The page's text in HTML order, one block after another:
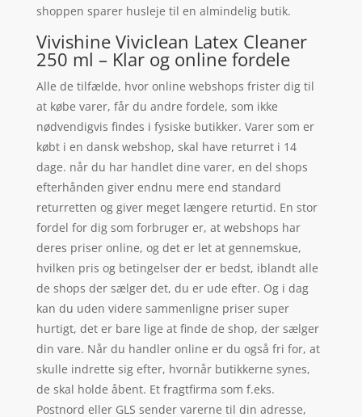
shoppen sparer husleje til en almindelig butik.
Vivishine Viviclean Latex Cleaner
250 ml – Klar og online fordele
Alle de tilfælde, hvor online webshops frister dig til
at købe varer, får du andre fordele, som ikke
nødvendigvis findes i fysiske butikker. Varer som er
købt i en dansk webshop, skal have returret i 14
dage. når du har handlet dine varer, en del shops
efterhånden giver endnu mere end standard
returretten og giver meget længere returtid. En stor
fordel for dig som forbruger er, at webshops har
deres priser online, og det er let at gennemskue,
hvilken pris og betingelser der er bedst, iblandt alle
de shops der sælger det, du er ude efter. Og i dag
kan du uden videre sammenligne priser super
hurtigt, det er bare lige at finde de shop, der sælger
din vare. Når du handler online er du også fri for, at
skulle indrette sig efter, hvornår butikkerne synes,
de skal holde åbent. Et fragtfirma som f.eks.
Postnord eller GLS sender varerne til din adresse,